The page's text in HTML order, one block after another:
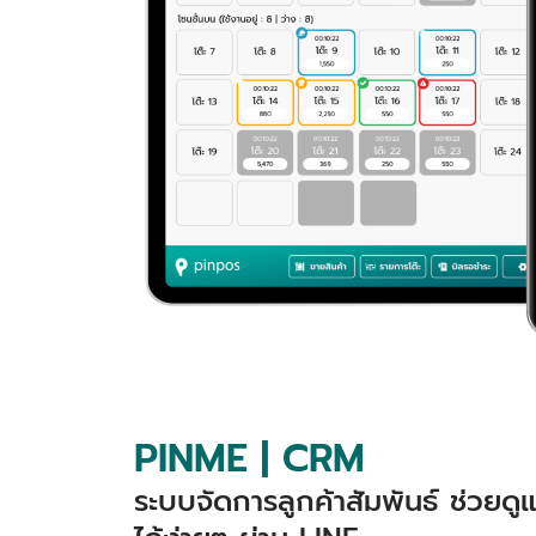
PINME | CRM
ระบบจัดการลูกค้าสัมพันธ์ ช่วย